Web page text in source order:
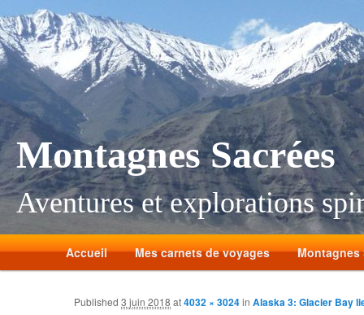
Montagnes Sacrées
Aventures et explorations
Accueil Mes carnets de voyages Montagnes
Published3 juin 2018 at4032 × 3024inAlaska 3: Glacier Bay